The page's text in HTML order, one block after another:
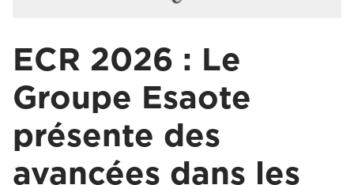
ECR 2026 : Le
Groupe Esaote
présente des
avancées dans les